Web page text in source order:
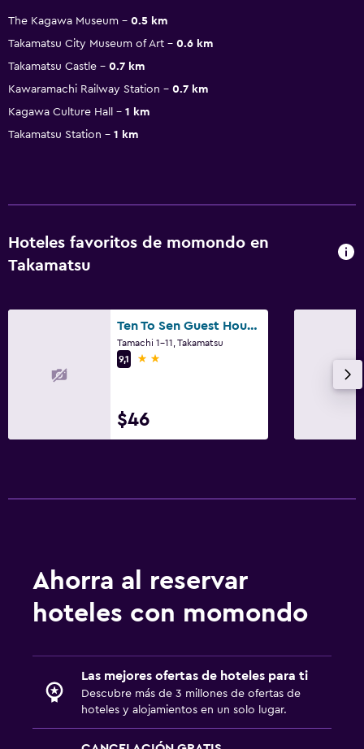
The Kagawa Museum
0.5 km
Takamatsu City Museum of Art
0.6 km
Takamatsu Castle
0.7 km
Kawaramachi Railway Station
0.7 km
Kagawa Culture Hall
1 km
Takamatsu Station
1 km
Hoteles favoritos de momondo en
Takamatsu
Ten To Sen Guest House Takamatsu Hostel
Tamachi 1-11, Takamatsu
9,1
2 estrellas
$46
Ahorra al reservar
hoteles con momondo
Las mejores ofertas de hoteles para ti
Descubre más de 3 millones de ofertas de
hoteles y alojamientos en un solo lugar.